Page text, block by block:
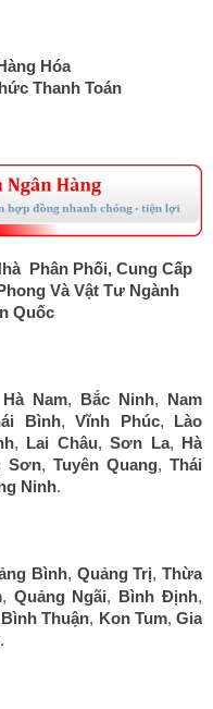
Hóa
Thanh Toán
Phân Phối, Cung Cấp
Và Vật Tư Ngành
Quốc
Hà Nam, Bắc Ninh, Nam
Bình,Vĩnh Phúc, Lào
, Lai Châu,Sơn La, Hà
Sơn,Tuyên Quang,Thái
Ninh.
Bình, Quảng Trị,Thừa
, Quảng Ngãi, Bình Định,
Bình Thuận, Kon Tum,Gia
.